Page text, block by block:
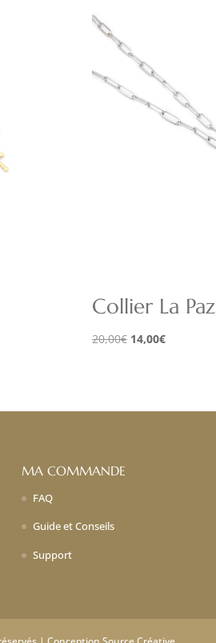
Collier La Paz
20,00€ Le
20,00€.
14,00€Le
14,00€.
MA COMMANDE
FAQ
Guide et Conseils
Support